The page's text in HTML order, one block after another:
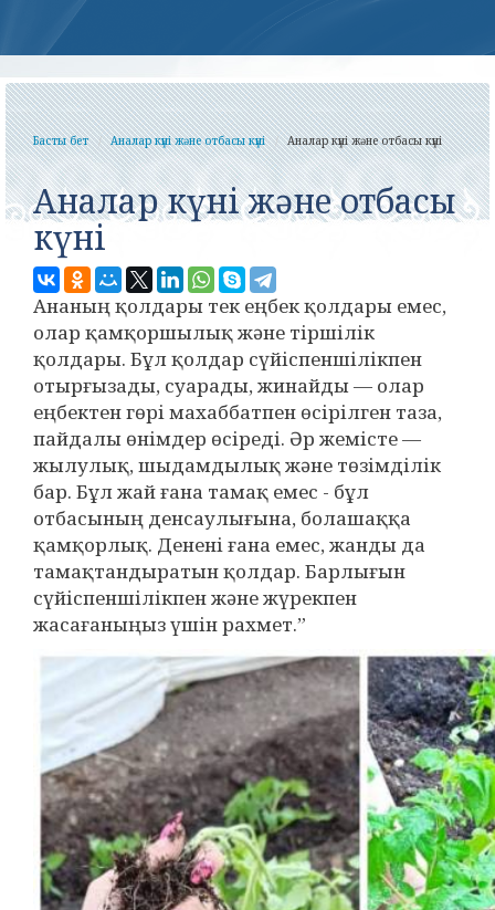
Басты бет Аналар күні және отбасы күні Аналар күні және отбасы күні
Аналар күні және отбасы
күні
Ананың қолдары тек еңбек қолдары емес,
олар қамқоршылық және тіршілік
қолдары. Бұл қолдар сүйіспеншілікпен
отырғызады, суарады, жинайды — олар
еңбектен гөрі махаббатпен өсірілген таза,
пайдалы өнімдер өсіреді. Әр жемісте —
жылулық, шыдамдылық және төзімділік
бар. Бұл жай ғана тамақ емес - бұл
отбасының денсаулығына, болашаққа
қамқорлық. Денені ғана емес, жанды да
тамақтандыратын қолдар. Барлығын
сүйіспеншілікпен және жүрекпен
жасағаныңыз үшін рахмет.”